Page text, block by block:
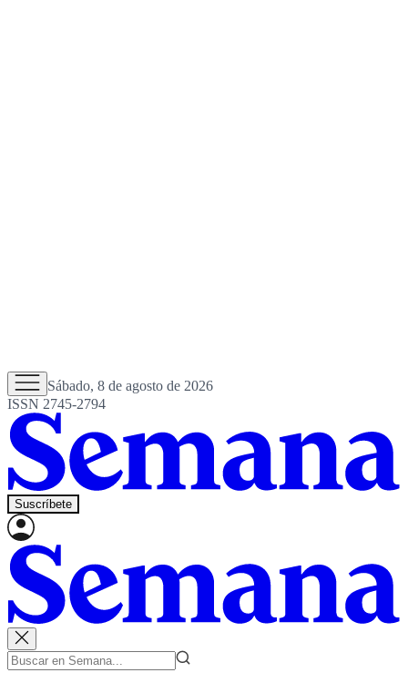
Sábado, 8 de agosto de 2026
ISSN 2745-2794
Suscríbete